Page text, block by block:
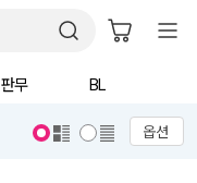
판무 BL
옵션